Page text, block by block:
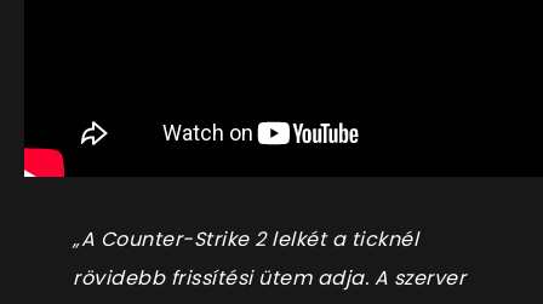
„A Counter-Strike 2 lelkét a ticknél
rövidebb frissítési ütem adja. A szerver